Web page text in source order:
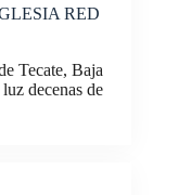
RED
Tecate, Baja
decenas de